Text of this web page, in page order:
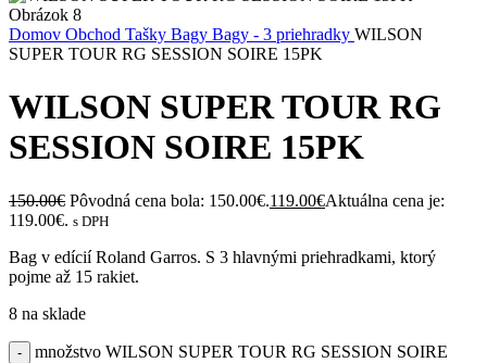
Domov Obchod Tašky Bagy Bagy - 3 priehradky WILSON
SUPER TOUR RG SESSION SOIRE 15PK
WILSON SUPER TOUR RG
SESSION SOIRE 15PK
150.00€ Pôvodná cena bola: 150.00€.119.00€Aktuálna cena je:
119.00€. s DPH
Bag v edícií Roland Garros. S 3 hlavnými priehradkami, ktorý
pojme až 15 rakiet.
8 na sklade
množstvo WILSON SUPER TOUR RG SESSION SOIRE